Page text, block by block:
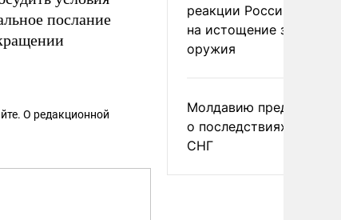
послание
О редакционной
реакции России и
на истощение запасов
оружия
Молдавию
о последствиях выхода
СНГ